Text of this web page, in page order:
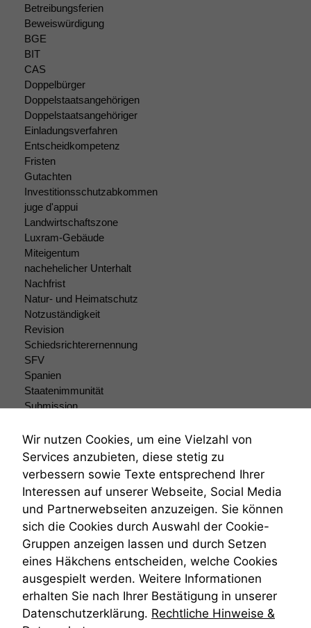
Betreibungsferien
Beweiswürdigung
BGE
BIT
CAS
Doppelbürger
Doppelstaatsangehörigen
Doppelstaatsangehöriger
Einladungsverfahren
Entscheidkompetenz
Fristen
Gutachten
Investitionsschutzabkommen
juge d'appui
Landwirtschaftszone
Luxram-Gebäude
Miteigentum
nachehelicher Unterhalt
Nachfrist
Natur- und Heimatschutz
Notzuständigkeit
Revision
Schiedsrichterernennung
SFV
Spanien
Staatenimmunität
Submission
Teilungsklage
Venezuela
VRK
Wiederherstellungsanordnung
Zivilprozessordnung
ZPO
Zustellfiktion
Zuständigkeit
Öffentliches Personalrecht
Öffentlichkeitsprinzip
Wir nutzen Cookies, um eine Vielzahl von
Services anzubieten, diese stetig zu
verbessern sowie Texte entsprechend Ihrer
Interessen auf unserer Webseite, Social Media
und Partnerwebseiten anzuzeigen. Sie können
sich die Cookies durch Auswahl der Cookie-
Gruppen anzeigen lassen und durch Setzen
eines Häkchens entscheiden, welche Cookies
ausgespielt werden. Weitere Informationen
erhalten Sie nach Ihrer Bestätigung in unserer
Datenschutzerklärung. Rechtliche Hinweise &
Website nicht
funktionieren.
Marketing
Wir speichern
anonyme Daten ab,
um interne
marketingtechnische
Auswertungen
durchführen zu
können. Diese helfen
uns, unsere Website
zu verbessern.